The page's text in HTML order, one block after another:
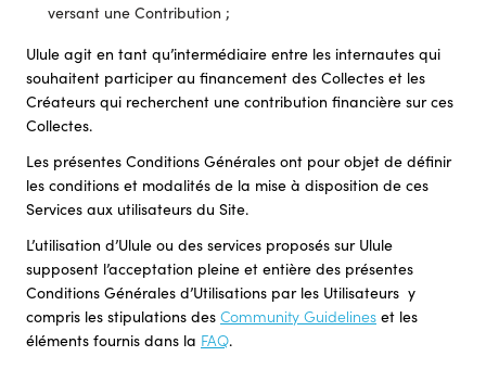
versant une Contribution ;
Ulule agit en tant qu’intermédiaire entre les internautes qui
souhaitent participer au financement des Collectes et les
Créateurs qui recherchent une contribution financière sur ces
Collectes.
Les présentes Conditions Générales ont pour objet de définir
les conditions et modalités de la mise à disposition de ces
Services aux utilisateurs du Site.
L’utilisation d’Ulule ou des services proposés sur Ulule
supposent l’acceptation pleine et entière des présentes
Conditions Générales d’Utilisations par les Utilisateurs y
compris les stipulations des Community Guidelines et les
éléments fournis dans la FAQ.